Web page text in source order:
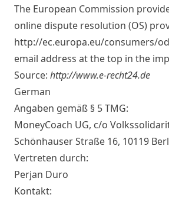
The European Commission
online dispute resolution (OS)
http://ec.europa.eu/consumers/
email address at the top in the
Source: http://www.e-recht24.de
German
Angaben gemäß § 5 TMG:
MoneyCoach UG, c/o
Schönhauser Straße 16, 10119
Vertreten durch:
Perjan Duro
Kontakt: